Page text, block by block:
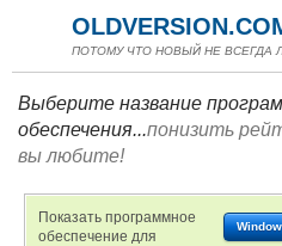
ПОТОМУ ЧТО НОВЫЙ НЕ ВСЕГДА
Выберите название
обеспечения...понизить
вы любите!
Показать программное
обеспечение для